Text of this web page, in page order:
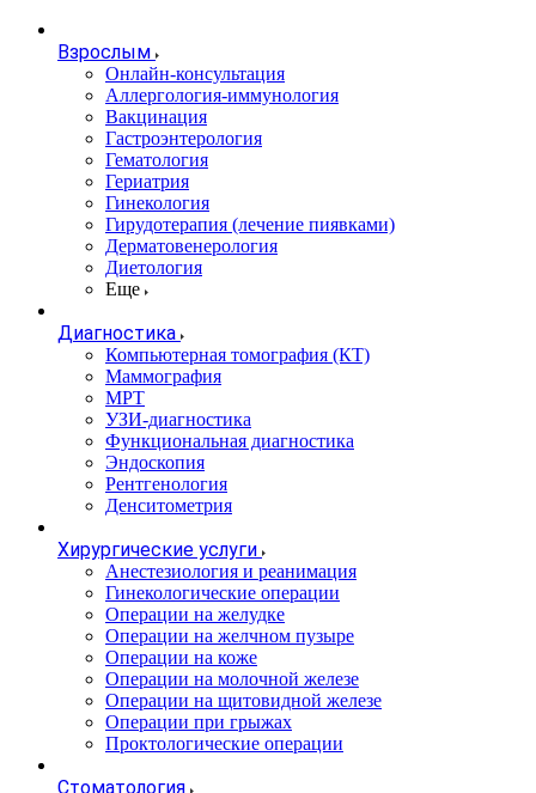
Взрослым
Онлайн-консультация
Аллергология-иммунология
Вакцинация
Гастроэнтерология
Гематология
Гериатрия
Гинекология
Гирудотерапия (лечение пиявками)
Дерматовенерология
Диетология
Еще
Диагностика
Компьютерная томография (КТ)
Маммография
МРТ
УЗИ-диагностика
Функциональная диагностика
Эндоскопия
Рентгенология
Денситометрия
Хирургические услуги
Анестезиология и реанимация
Гинекологические операции
Операции на желудке
Операции на желчном пузыре
Операции на коже
Операции на молочной железе
Операции на щитовидной железе
Операции при грыжах
Проктологические операции
Стоматология